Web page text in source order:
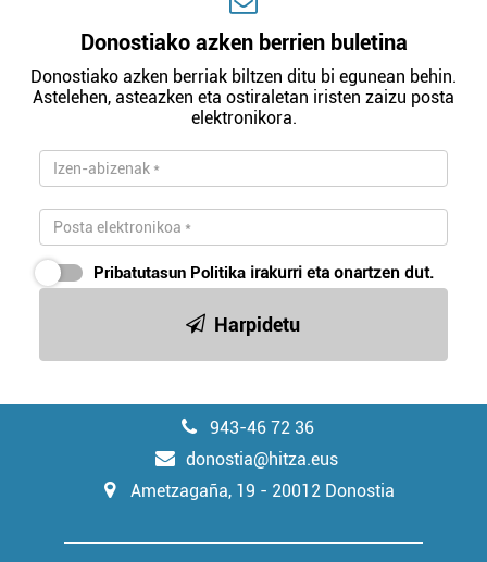
Donostiako azken berrien buletina
Donostiako azken berriak biltzen ditu bi egunean behin.
Astelehen, asteazken eta ostiraletan iristen zaizu posta
elektronikora.
Pribatutasun Politika irakurri eta onartzen dut.
Harpidetu
943-46 72 36
donostia@hitza.eus
Ametzagaña, 19 - 20012 Donostia